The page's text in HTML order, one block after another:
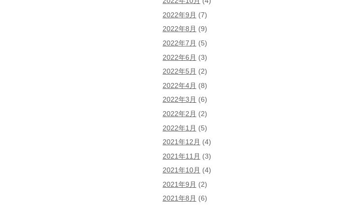
2022年9月 (7)
2022年8月 (9)
2022年7月 (5)
2022年6月 (3)
2022年5月 (2)
2022年4月 (8)
2022年3月 (6)
2022年2月 (2)
2022年1月 (5)
2021年12月 (4)
2021年11月 (3)
2021年10月 (4)
2021年9月 (2)
2021年8月 (6)